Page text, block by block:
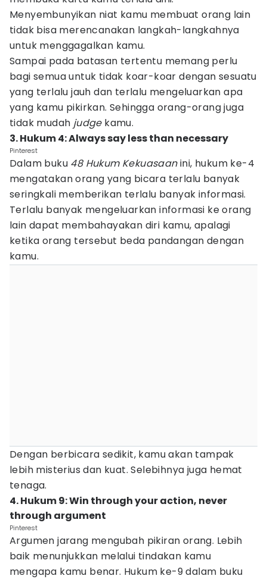
Menyembunyikan niat kamu membuat orang lain
tidak bisa merencanakan langkah-langkahnya
untuk menggagalkan kamu.
Sampai pada batasan tertentu memang perlu
bagi semua untuk tidak koar-koar dengan sesuatu
yang terlalu jauh dan terlalu mengeluarkan apa
yang kamu pikirkan. Sehingga orang-orang juga
tidak mudah judge kamu.
3. Hukum 4: Always say less than necessary
Pinterest
Dalam buku 48 Hukum Kekuasaanini, hukum ke-4
mengatakan orang yang bicara terlalu banyak
seringkali memberikan terlalu banyak informasi.
Terlalu banyak mengeluarkan informasi ke orang
lain dapat membahayakan diri kamu, apalagi
ketika orang tersebut beda pandangan dengan
kamu.
Dengan berbicara sedikit, kamu akan tampak
lebih misterius dan kuat. Selebihnya juga hemat
tenaga.
4. Hukum 9: Win through your action, never
through argument
Pinterest
Argumen jarang mengubah pikiran orang. Lebih
baik menunjukkan melalui tindakan kamu
mengapa kamu benar. Hukum ke-9 dalam buku